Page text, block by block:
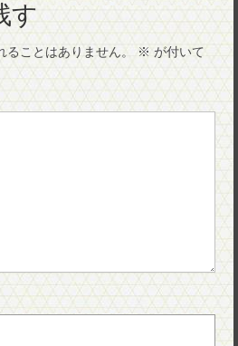
す
ことはありません。 ※ が付いて